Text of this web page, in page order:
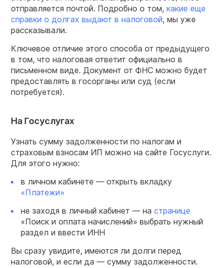
отправляется почтой. Подробно о том, какие еще
справки о долгах выдают в налоговой, мы уже
рассказывали.
Ключевое отличие этого способа от предыдущего
в том, что налоговая ответит официально в
письменном виде. Документ от ФНС можно будет
предоставлять в госорганы или суд (если
потребуется).
На Госуслугах
Узнать сумму задолженности по налогам и
страховым взносам ИП можно на сайте Госуслуги.
Для этого нужно:
в личном кабинете — открыть вкладку
«Платежи»
не заходя в личный кабинет — на странице
«Поиск и оплата начислений» выбрать нужный
раздел и ввести ИНН
Вы сразу увидите, имеются ли долги перед
налоговой, и если да — сумму задолженности.